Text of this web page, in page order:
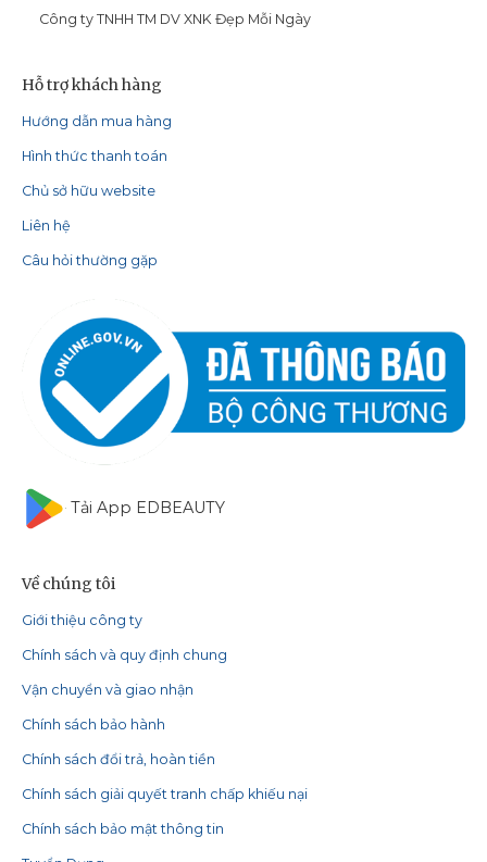
Công ty TNHH TM DV XNK Đẹp Mỗi Ngày
Hỗ trợ khách hàng
Hướng dẫn mua hàng
Hình thức thanh toán
Chủ sở hữu website
Liên hệ
Câu hỏi thường gặp
Tải App EDBEAUTY
Về chúng tôi
Giới thiệu công ty
Chính sách và quy định chung
Vận chuyển và giao nhận
Chính sách bảo hành
Chính sách đổi trả, hoàn tiền
Chính sách giải quyết tranh chấp khiếu nại
Chính sách bảo mật thông tin